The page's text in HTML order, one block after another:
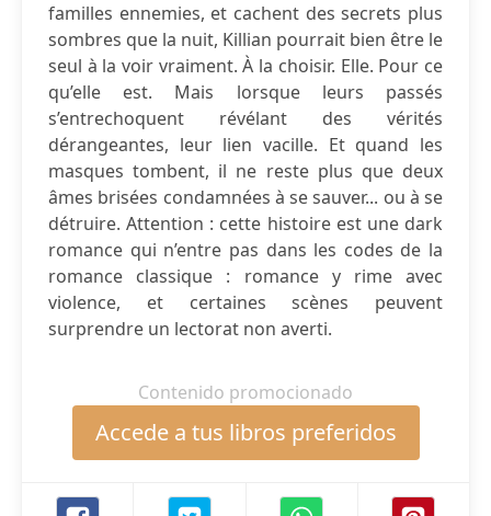
familles ennemies, et cachent des secrets plus
sombres que la nuit, Killian pourrait bien être le
seul à la voir vraiment. À la choisir. Elle. Pour ce
qu’elle est. Mais lorsque leurs passés
s’entrechoquent révélant des vérités
dérangeantes, leur lien vacille. Et quand les
masques tombent, il ne reste plus que deux
âmes brisées condamnées à se sauver... ou à se
détruire. Attention : cette histoire est une dark
romance qui n’entre pas dans les codes de la
romance classique : romance y rime avec
violence, et certaines scènes peuvent
surprendre un lectorat non averti.
Contenido promocionado
Accede a tus libros preferidos